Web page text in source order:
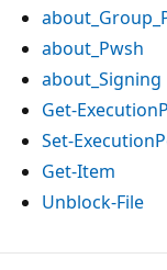
about_Pwsh
about_Signing
Get-
Set-
Get-Item
Unblock-File